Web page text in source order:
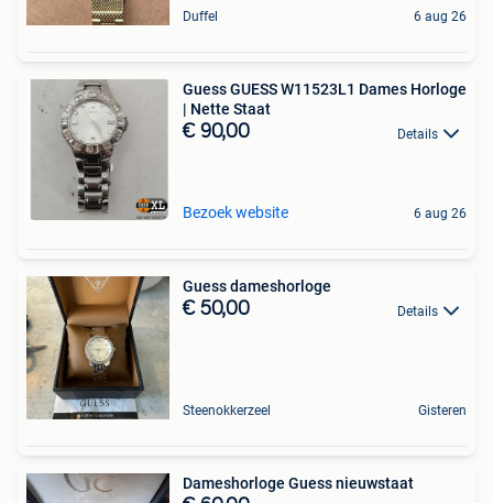
Duffel 6 aug 26
Guess GUESS W11523L1 Dames Horloge
| Nette Staat
€ 90,00 Details
Bezoek website 6 aug 26
Guess dameshorloge
€ 50,00 Details
Steenokkerzeel Gisteren
Dameshorloge Guess nieuwstaat